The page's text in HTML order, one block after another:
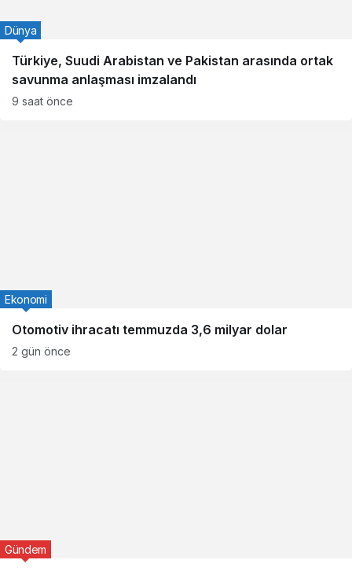
Türkiye, Suudi Arabistan ve Pakistan arasında ortak
savunma anlaşması imzalandı
Dünya
9 saat önce
Otomotiv ihracatı temmuzda 3,6 milyar dolar
Ekonomi
2 gün önce
Gündem